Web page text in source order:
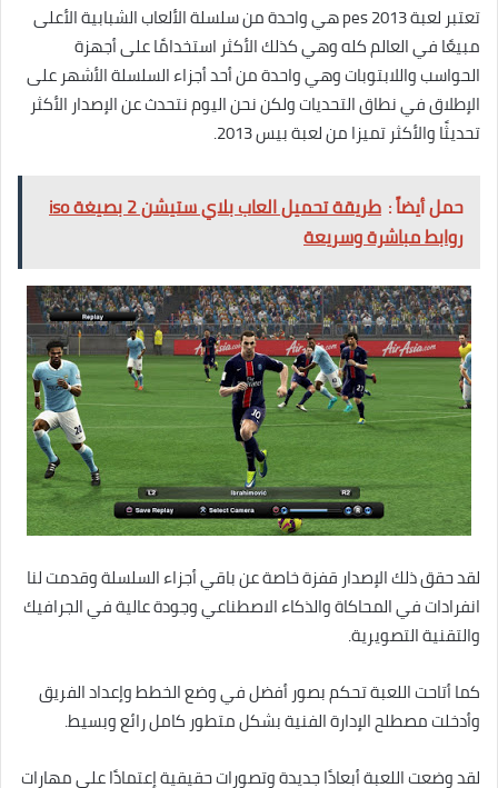
تعتبر لعبة pes 2013 هي واحدة من سلسلة الألعاب الشبابية الأعلى
مبيعًا في العالم كله وهي كذلك الأكثر استخدامًا على أجهزة
الحواسب واللابتوبات وهي واحدة من أحد أجزاء السلسلة الأشهر على
الإطلاق في نطاق التحديات ولكن نحن اليوم نتحدث عن الإصدار الأكثر
تحديثًا والأكثر تميزا من لعبة بيس 2013.
حمل أيضاً :
طريقة تحميل العاب بلاي ستيشن 2 بصيغة iso
روابط مباشرة وسريعة
لقد حقق ذلك الإصدار قفزة خاصة عن باقي أجزاء السلسلة وقدمت لنا
انفرادات في المحاكاة والذكاء الاصطناعي وجودة عالية في الجرافيك
والتقنية التصويرية.
كما أتاحت اللعبة تحكم بصور أفضل في وضع الخطط وإعداد الفريق
وأدخلت مصطلح الإدارة الفنية بشكل متطور كامل رائع وبسيط.
لقد وضعت اللعبة أبعادًا جديدة وتصورات حقيقية إعتمادًا على مهارات